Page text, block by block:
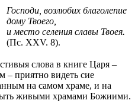
Господи, возлюбих благолепие
дому Твоего,
и место селения славы Твоея.
(Пс. XXV. 8).
слова в книге Царя –
– приятно видеть сие
на самом храме, и на
живыми храмами Божиими.